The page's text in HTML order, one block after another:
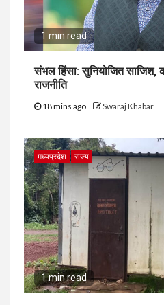
1 min read
संभल हिंसा: सुनियोजित
राजनीति
18 mins ago Swaraj Khabar
मध्यप्रदेश राज्य
1 min read